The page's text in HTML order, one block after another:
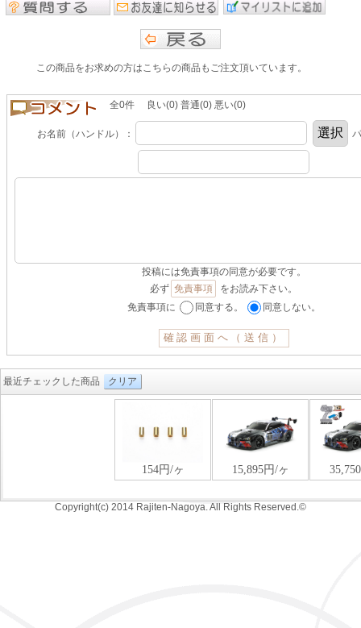
この商品をお求めの方はこちらの商品もご注文頂いています。
全0件 良い(0) 普通(0) 悪い(0)
お名前（ハンドル）：
投稿には免責事項の同意が必要です。
必ず 免責事項
をお読み下さい。
免責事項に
同意する。 同意しない。
最近チェックした商品 クリア
Copyright(c) 2014 Rajiten-Nagoya. All Rights Reserved.©